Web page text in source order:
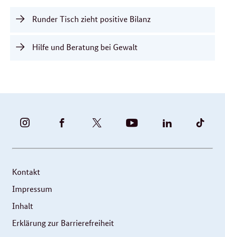
Runder Tisch zieht positive Bilanz
Hilfe und Beratung bei Gewalt
BUNDESFAMILIENMINISTERIUM
INSTAGRAM
UND
VIDEOS
BUNDESFAMILIENMINISTERIUM
FACEBOOK
FAMILIENMINISTERIUM
|
BMBFSFJ
YOUTUBE
BMFSFJ
LINKEDIN
Kontakt
Impressum
Inhalt
Erklärung zur Barrierefreiheit